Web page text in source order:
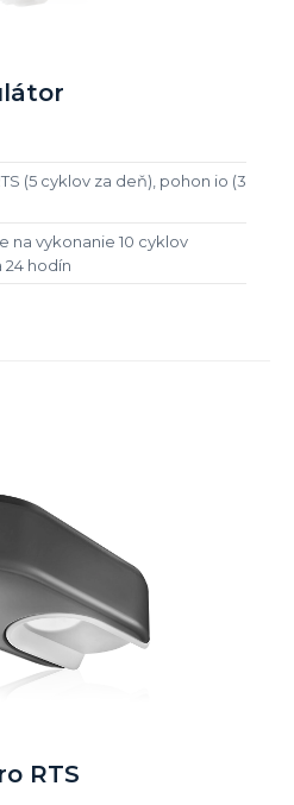
(5 cyklov za deň), pohon io (3
na vykonanie 10 cyklov
hodín
RTS